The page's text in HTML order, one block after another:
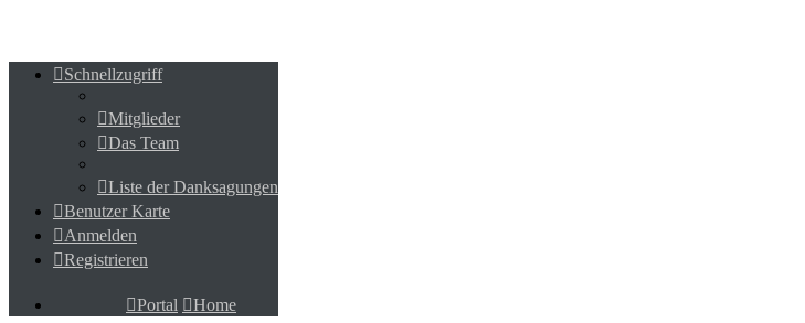
Schnellzugriff
Mitglieder
Das Team
Liste der Danksagungen
Benutzer Karte
Anmelden
Registrieren
Portal Home
Schnellzugriff
Mitglieder
Das Team
Liste der Danksagungen
Benutzer Karte
Anmelden
Registrieren
Home